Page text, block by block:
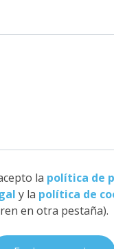
la política de
y la política de
en otra pestaña).